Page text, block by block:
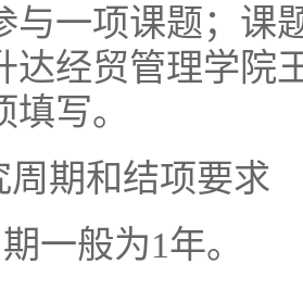
与一项课题；课
达经贸管理学院
写。
周期和结项要求
一般为1年。